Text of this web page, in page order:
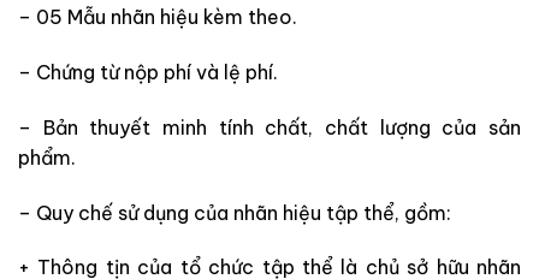
– 05 Mẫu nhãn hiệu kèm theo.
– Chứng từ nộp phí và lệ phí.
– Bản thuyết minh tính chất, chất lượng của sản
phẩm.
– Quy chế sử dụng của nhãn hiệu tập thể, gồm:
+ Thông tịn của tổ chức tập thể là chủ sở hữu nhãn